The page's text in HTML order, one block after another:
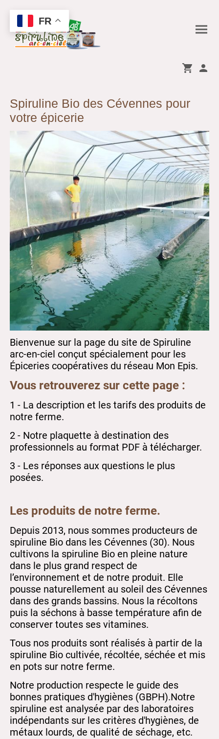
Spiruline Bio des Cévennes pour
votre épicerie
Bienvenue sur la page du site de Spiruline
arc-en-ciel conçut spécialement pour les
Épiceries coopératives du réseau Mon Epis.
Vous retrouverez sur cette page :
1 - La description et les tarifs des produits de
notre ferme.
2 - Notre plaquette à destination des
professionnels au format PDF à télécharger.
3 - Les réponses aux questions le plus
posées.
Les produits de notre ferme.
Depuis 2013, nous sommes producteurs de
spiruline Bio dans les Cévennes (30). Nous
cultivons la spiruline Bio en pleine nature
dans le plus grand respect de
l’environnement et de notre produit. Elle
pousse naturellement au soleil des Cévennes
dans des grands bassins. Nous la récoltons
puis la séchons à basse température afin de
conserver toutes ses vitamines.
Tous nos produits sont réalisés à partir de la
spiruline Bio cultivée, récoltée, séchée et mis
en pots sur notre ferme.
Notre production respecte le guide des
bonnes pratiques d'hygiènes (GBPH).Notre
spiruline est analysée par des laboratoires
indépendants sur les critères d'hygiènes, de
métaux lourds, de qualité de séchage, etc.
FR